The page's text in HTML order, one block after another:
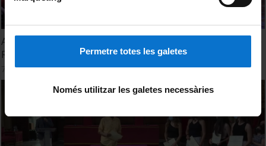
Permetre totes les galetes
Només utilitzar les galetes necessàries
Acte de lliurament dels Premis UB-Santander a Treballs de
Recerca de Batxillerat. Edició 2022
7 July, 2022